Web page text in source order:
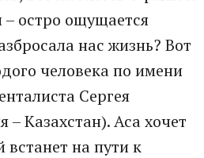
– остро ощущается
нас жизнь? Вот
человека по имени
Сергея
Казахстан). Аса хочет
встанет на пути к